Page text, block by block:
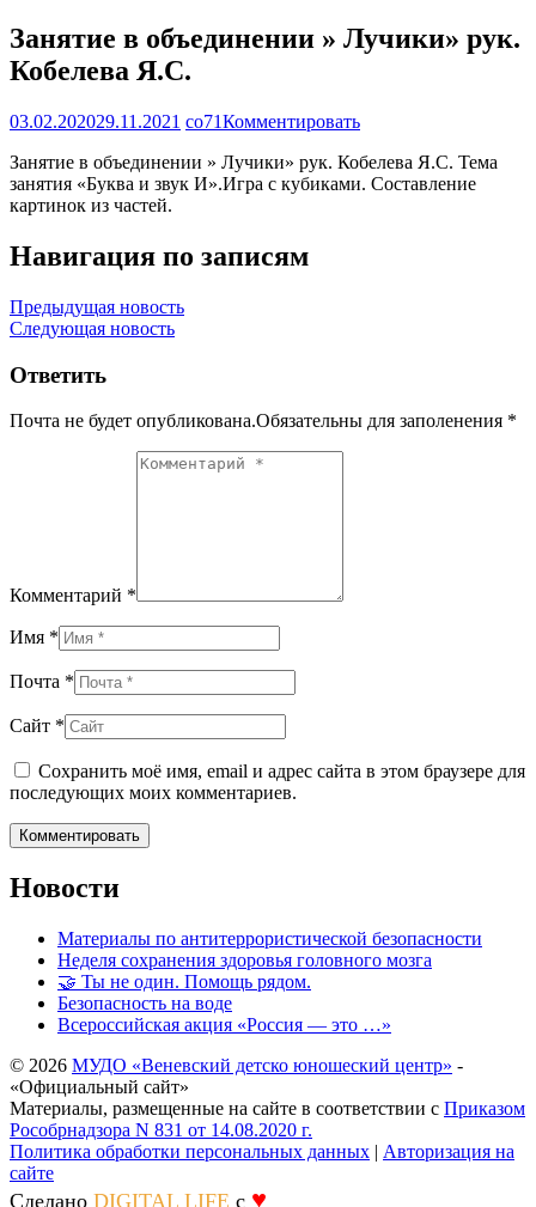
Занятие в объединении » Лучики» рук.
Кобелева Я.С.
03.02.202029.11.2021 co71Комментировать
Занятие в объединении » Лучики» рук. Кобелева Я.С. Тема
занятия «Буква и звук И».Игра с кубиками. Составление
картинок из частей.
Навигация по записям
Предыдущая новость
Следующая новость
Ответить
Почта не будет опубликована.Обязательны для заполенения *
Комментарий *
Имя *
Почта *
Сайт *
Сохранить моё имя, email и адрес сайта в этом браузере для
последующих моих комментариев.
Новости
Материалы по антитеррористической безопасности
Неделя сохранения здоровья головного мозга
🤝 Ты не один. Помощь рядом.
Безопасность на воде
Всероссийская акция «Россия — это …»
© 2026 МУДО «Веневский детско юношеский центр» -
«Официальный сайт»
Материалы, размещенные на сайте в соответствии с Приказом
Рособрнадзора N 831 от 14.08.2020 г.
Политика обработки персональных данных | Авторизация на
сайте
Сделано DIGITAL LIFE с ♥